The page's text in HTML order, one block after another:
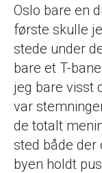
Oslo bare en
første skulle
stede under
bare et T-
jeg bare visst
var
de totalt
sted både der
byen holdt